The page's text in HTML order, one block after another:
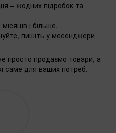
– жодних підробок та
і більше.
пишіть у месенджери
просто продаємо товари, а
саме для ваших потреб.